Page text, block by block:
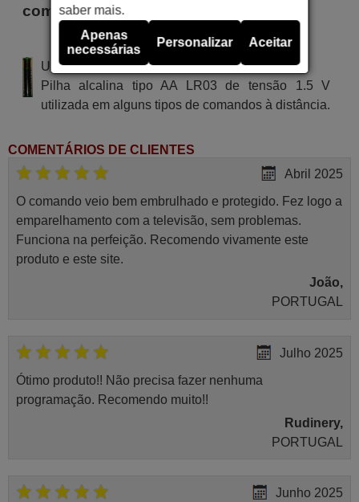
comando são
NARITA CAT 9902 J
Utiliza 2 pilhas do tipo AAA
Pilha alcalina tipo AA LR03 de tensão 1.5 V
utilizada em alguns tipos de comandos à distância.
COMENTÁRIOS DE CLIENTES
Abril 2025
O comando veio bem embrulhado e protegido. Fez logo a
emparelhamento com a televisão, sem problemas.
Funciona na perfeição. Recomendo vivamente este
produto e este site.
João,
PORTUGAL
Julho 2025
Ótimo produto!! Não precisa fazer nenhuma
programação. Recomendo muito!!
Rudinery,
PORTUGAL
Junho 2025
saber mais.
Apenas
necessárias
Personalizar Aceitar